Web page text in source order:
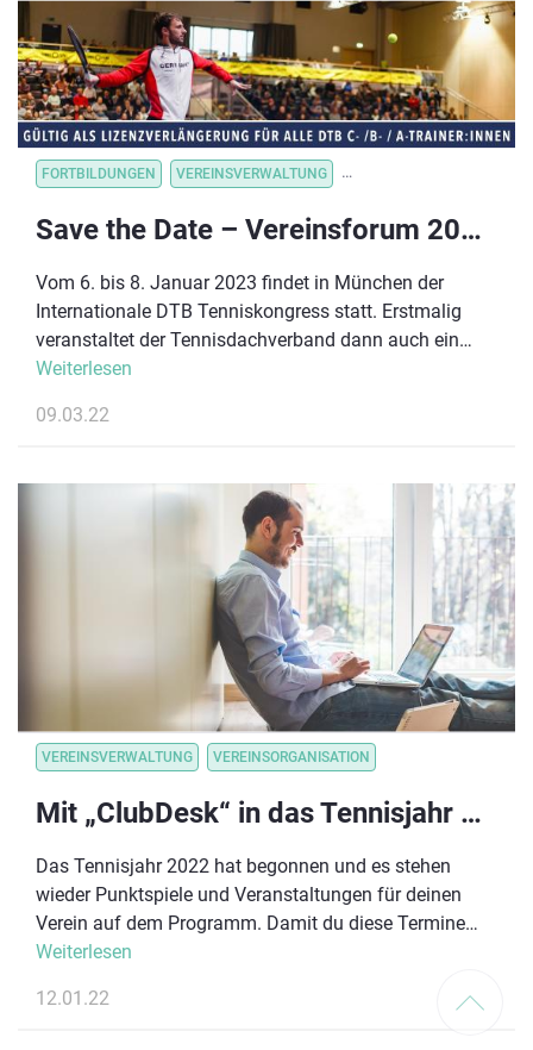
FORTBILDUNGEN VEREINSVERWALTUNG VEREINSORGANISATION
Save the Date – Vereinsforum 2023 in München
Vom 6. bis 8. Januar 2023 findet in München der
Internationale DTB Tenniskongress statt. Erstmalig
veranstaltet der Tennisdachverband dann auch ein
Vereinsforum. Die Anmeldung hierfür startet am 1. Juli
Weiterlesen
09.03.22
VEREINSVERWALTUNG VEREINSORGANISATION
Mit „ClubDesk“ in das Tennisjahr 2022
Das Tennisjahr 2022 hat begonnen und es stehen
wieder Punktspiele und Veranstaltungen für deinen
Verein auf dem Programm. Damit du diese Termine
strukturieren und an deine Mitglieder weiterleiten
optimiert die Verwaltungsvorgänge im Verein und hilft
Weiterlesen
12.01.22